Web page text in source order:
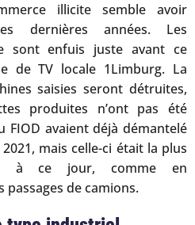
illicite semble avoir
dernières années. Les
sont enfuis juste avant ce
de TV locale 1Limburg. La
saisies seront détruites,
produites n’ont pas été
FIOD avaient déjà démantelé
mais celle-ci était la plus
à ce jour, comme en
passages de camions.